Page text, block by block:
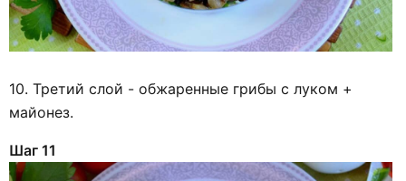
10. Третий слой - обжаренные грибы с луком +
майонез.
Шаг 11